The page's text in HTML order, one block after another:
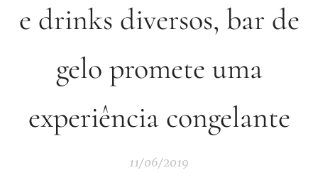
e drinks diversos, bar de
gelo promete uma
experiência congelante
11/06/2019